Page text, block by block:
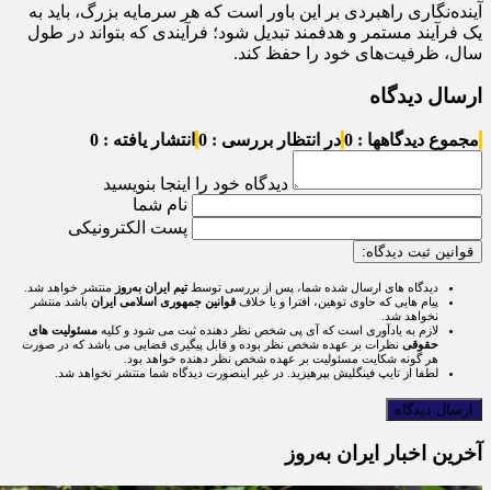
آینده‌نگاری راهبردی بر این باور است که هر سرمایه بزرگ، باید به
یک فرآیند مستمر و هدفمند تبدیل شود؛ فرآیندی که بتواند در طول
سال، ظرفیت‌های خود را حفظ کند.
ارسال دیدگاه
مجموع دیدگاهها : 0 در انتظار بررسی : 0 انتشار یافته : 0
دیدگاه خود را اینجا بنویسید
نام شما
پست الکترونیکی
قوانین ثبت دیدگاه:
دیدگاه های ارسال شده شما، پس از بررسی توسطتیم ایران به‌روز منتشر خواهد شد.
پیام هایی که حاوی توهین، افترا و یا خلاف قوانین جمهوری اسلامی ایران باشد منتشر
نخواهد شد.
لازم به یادآوری است که آی پی شخص نظر دهنده ثبت می شود و کلیه مسئولیت های
حقوقی نظرات بر عهده شخص نظر بوده و قابل پیگیری قضایی می باشد که در صورت
هر گونه شکایت مسئولیت بر عهده شخص نظر دهنده خواهد بود.
لطفا از تایپ فینگلیش بپرهیزید. در غیر اینصورت دیدگاه شما منتشر نخواهد شد.
آخرین اخبار ایران به‌روز